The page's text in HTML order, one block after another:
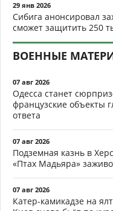
29 янв 2026
Сибига анонсировал
сможет защитить 250
ВОЕННЫЕ
07 авг 2026
Одесса станет
французские объекты
ответа
07 авг 2026
Подземная казнь в
«Птах Мадьяра» заживо
07 авг 2026
Катер-камикадзе на